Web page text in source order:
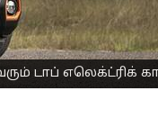
டாப் எலெக்ட்ரிக்
நீங்கள்
டாப்